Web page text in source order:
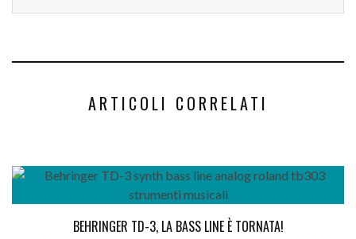
ARTICOLI CORRELATI
BEHRINGER TD-3, LA BASS LINE È TORNATA!